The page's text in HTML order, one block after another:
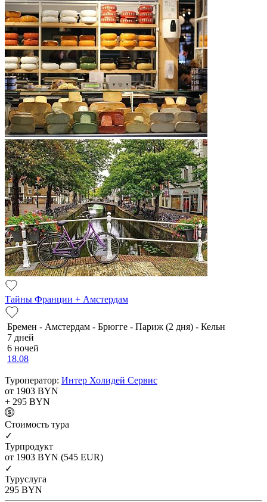
Тайны Франции + Амстердам
Бремен - Амстердам - Брюгге - Париж (2 дня) - Кельн
7 дней
6 ночей
18.08
Туроператор: Интер Холидей Сервис
от 1903 BYN
+ 295 BYN
Cтоимость тура
✓
Турпродукт
от 1903 BYN (545 EUR)
✓
Туруслуга
295 BYN